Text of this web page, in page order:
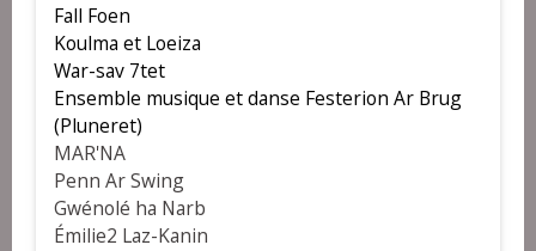
Fall Foen
Koulma et Loeiza
War-sav 7tet
Ensemble musique et danse Festerion Ar Brug
(Pluneret)
MAR'NA
Penn Ar Swing
Gwénolé ha Narb
Émilie2 Laz-Kanin